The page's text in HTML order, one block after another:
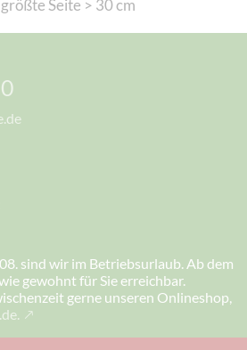
Seite > 30 cm
sind wir im Betriebsurlaub. Ab dem
gewohnt für Sie erreichbar.
gerne unseren Onlineshop,